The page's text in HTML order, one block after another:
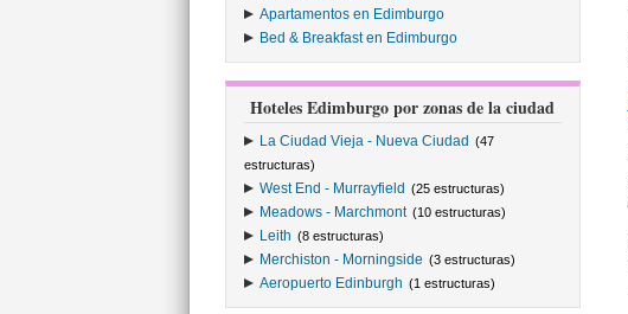
Apartamentos en Edimburgo
Bed & Breakfast en Edimburgo
Hoteles Edimburgo por zonas de la ciudad
La Ciudad Vieja - Nueva Ciudad (47
estructuras)
West End - Murrayfield (25 estructuras)
Meadows - Marchmont (10 estructuras)
Leith (8 estructuras)
Merchiston - Morningside (3 estructuras)
Aeropuerto Edinburgh (1 estructuras)